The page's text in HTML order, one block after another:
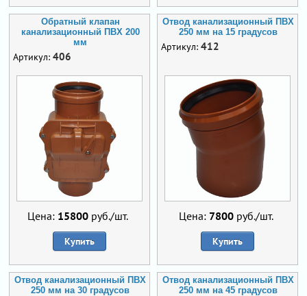
Обратный клапан
канализационный ПВХ 200
мм
Артикул: 406
Цена: 15800 руб./шт.
Купить
Отвод канализационный ПВХ
250 мм на 15 градусов
Артикул: 412
Цена: 7800руб./шт.
Купить
Отвод канализационный ПВХ
250 мм на 30 градусов
Отвод канализационный ПВХ
250 мм на 45 градусов